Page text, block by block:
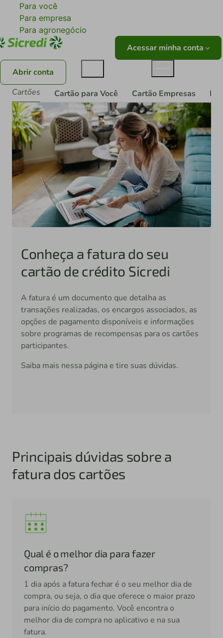
Para você
Para empresa
Para agronegócio
Acessar minha conta
Abrir conta
Cartões
Cartão para Você Cartão Empresas
Conheça a fatura do seu
cartão de crédito Sicredi
A fatura é um documento que detalha as
transações realizadas, os encargos associados, as
opções de pagamento disponíveis e informações
sobre programas de recompensas para os cartões
participantes.
Saiba mais nessa página e tire suas dúvidas.
Principais dúvidas sobre a
fatura dos cartões
Qual é o melhor dia para fazer
compras?
1 dia após a fatura fechar é o seu melhor dia de
compra, ou seja, o dia que oferece o maior prazo
para início do pagamento. Você encontra o
melhor dia de compra no aplicativo e na sua
fatura.